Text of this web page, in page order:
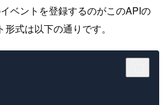
ベントを登録するのがこのAPIの
式は以下の通りです。